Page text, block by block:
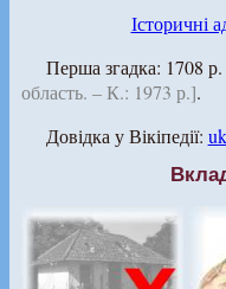
Історичні
Перша згадка: 1708 р.
область. – К.: 1973 р.].
Довідка у Вікіпедії: